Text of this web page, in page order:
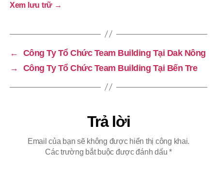
Xem lưu trữ →
←
Công Ty Tổ Chức Team Building Tại Dak Nông
→
Công Ty Tổ Chức Team Building Tại Bến Tre
Trả lời
Email của bạn sẽ không được hiển thị công khai.
Các trường bắt buộc được đánh dấu*